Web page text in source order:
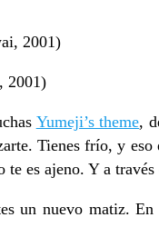
2001)
Yumeji’s theme,
Tienes frío, y eso
es ajeno. Y a
un nuevo matiz.